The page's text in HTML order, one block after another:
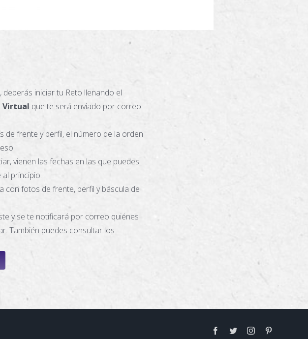
iniciar tu Reto llenando el
Virtual que te será enviado por correo
de frente y perfil, el número de la orden
vienen las fechas en las que puedes
principio.
con fotos de frente, perfil y báscula de
y se te notificará por correo quiénes
También puedes consultar los
Facebook
TwitterInstagram